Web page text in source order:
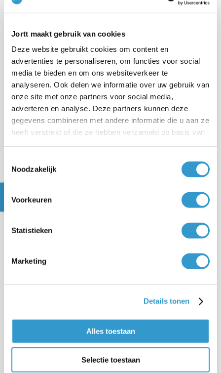
Jortt maakt gebruik van cookies
Deze website gebruikt cookies om content en
advertenties te personaliseren, om functies voor social
media te bieden en om ons websiteverkeer te
analyseren. Ook delen we informatie over uw gebruik van
onze site met onze partners voor social media,
adverteren en analyse. Deze partners kunnen deze
gegevens combineren met andere informatie die u aan ze
heeft verstrekt of die ze hebben verzameld op basis van
Noodzakelijk
Voorkeuren
Statistieken
Marketing
Details tonen
Alles toestaan
Selectie toestaan
STAP 6
Shopify/Stripe betalingen koppelen
De bijschrijvingen op je bank boek je nu als‘Balans’
kies je voor de categorie‘Stripe tussenrekening’. Je
saldo op de Stripe rekening neemt nu af met de
uitbetalingen van Stripe.
Selecteer bij
de
juiste rekening.
Klik op de
van de uitbetaling van
Klik op
in de geopende Bijschrijving.
boeking.
Kies als boeking soort Balans en als categorie
Klik op Opslaan .
Boekhoudbot. Alle toekomstige bijschrijvingen